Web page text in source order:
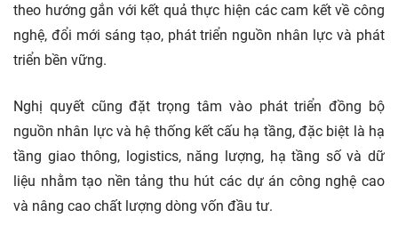
theo hướng gắn với kết quả thực hiện các cam kết về công
nghệ, đổi mới sáng tạo, phát triển nguồn nhân lực và phát
triển bền vững.
Nghị quyết cũng đặt trọng tâm vào phát triển đồng bộ
nguồn nhân lực và hệ thống kết cấu hạ tầng, đặc biệt là hạ
tầng giao thông, logistics, năng lượng, hạ tầng số và dữ
liệu nhằm tạo nền tảng thu hút các dự án công nghệ cao
và nâng cao chất lượng dòng vốn đầu tư.